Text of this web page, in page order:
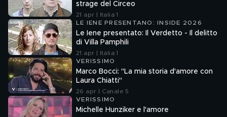
strage del Circeo
21 apr | Italia 1
LE IENE PRESENTANO: INSIDE 2026
Le Iene presentato: Il Verdetto - Il delitto
di Villa Pamphili
21 apr | Italia 1
VERISSIMO
Marco Bocci: "La mia storia d'amore con
Laura Chiatti"
26 apr | Canale 5
VERISSIMO
Michelle Hunziker e l'amore